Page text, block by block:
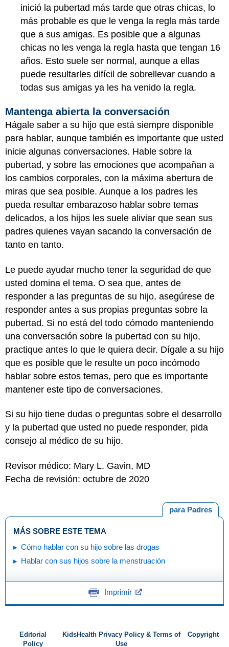
inició la pubertad más tarde que otras chicas, lo
más probable es que le venga la regla más tarde
que a sus amigas. Es posible que a algunas
chicas no les venga la regla hasta que tengan 16
años. Esto suele ser normal, aunque a ellas
puede resultarles difícil de sobrellevar cuando a
todas sus amigas ya les ha venido la regla.
Mantenga abierta la conversación
Hágale saber a su hijo que está siempre disponible
para hablar, aunque también es importante que usted
inicie algunas conversaciones. Hable sobre la
pubertad, y sobre las emociones que acompañan a
los cambios corporales, con la máxima abertura de
miras que sea posible. Aunque a los padres les
pueda resultar embarazoso hablar sobre temas
delicados, a los hijos les suele aliviar que sean sus
padres quienes vayan sacando la conversación de
tanto en tanto.
Le puede ayudar mucho tener la seguridad de que
usted domina el tema. O sea que, antes de
responder a las preguntas de su hijo, asegúrese de
responder antes a sus propias preguntas sobre la
pubertad. Si no está del todo cómodo manteniendo
una conversación sobre la pubertad con su hijo,
practique antes lo que le quiera decir. Dígale a su hijo
que es posible que le resulte un poco incómodo
hablar sobre estos temas, pero que es importante
mantener este tipo de conversaciones.
Si su hijo tiene dudas o preguntas sobre el desarrollo
y la pubertad que usted no puede responder, pida
consejo al médico de su hijo.
Revisor médico: Mary L. Gavin, MD
Fecha de revisión: octubre de 2020
para Padres
MÁS SOBRE ESTE TEMA
Cómo hablar con su hijo sobre las drogas
Hablar con sus hijos sobre la menstruación
Imprimir
Editorial
Policy
KidsHealth Privacy Policy & Terms of
Use
Copyright